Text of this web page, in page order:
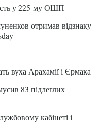
у 225-му ОШП
отримав відзнаку
вуха Арахамії і Єрмака
83 підлеглих
кабінеті і